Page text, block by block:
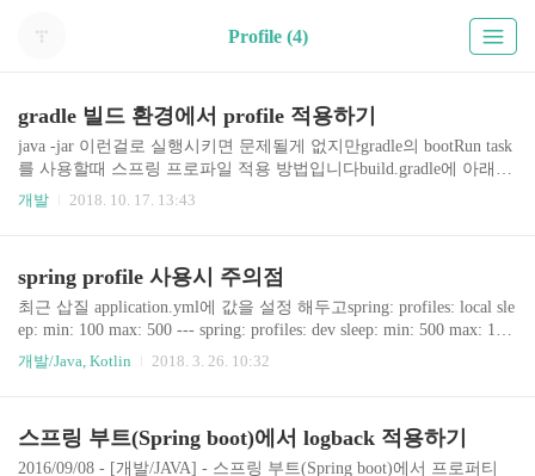
Profile (4)
gradle 빌드 환경에서 profile 적용하기
java -jar 이런걸로 실행시키면 문제될게 없지만gradle의 bootRun task
를 사용할때 스프링 프로파일 적용 방법입니다build.gradle에 아래와
같이 설정 추가하면 됩니다. build.gradlebootRun { String activeProfile
개발 2018. 10. 17. 13:43
spring profile 사용시 주의점
최근 삽질 application.yml에 값을 설정 해두고spring: profiles: local sle
ep: min: 100 max: 500 --- spring: profiles: dev sleep: min: 500 max: 100
0 application.properties에 아래와 같이 프로파일을 설정해주었다sprin
ection of autowired dependencies failed; neste..
개발/Java, Kotlin 2018. 3. 26. 10:32
스프링 부트(Spring boot)에서 logback 적용하기
2016/09/08 - [개발/JAVA] - 스프링 부트(Spring boot)에서 프로퍼티